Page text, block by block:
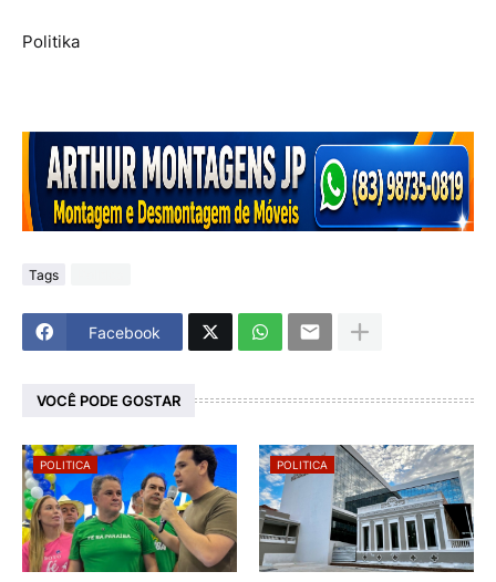
Politika
Tags
Facebook
VOCÊ PODE GOSTAR
POLITICA POLITICA